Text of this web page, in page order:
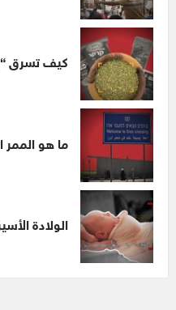
كيف تسرق
ما هو الممر
الولادة